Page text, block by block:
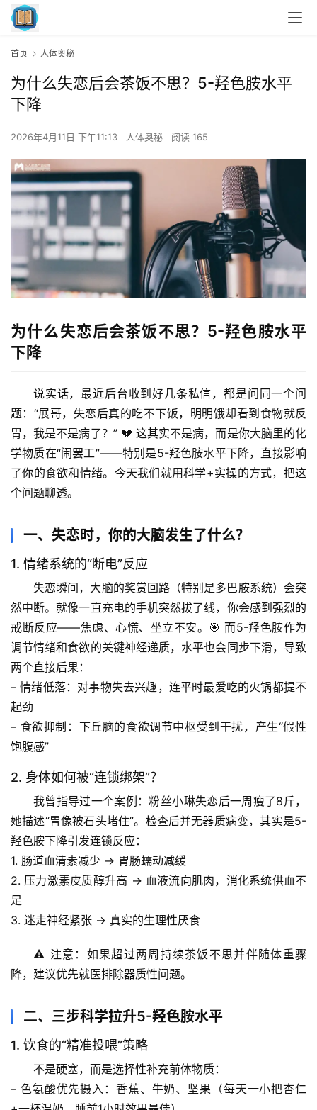
首页 人体奥秘
为什么失恋后会茶饭不思？5-羟色胺水平
下降
2026年4月11日 下午11:13 人体奥秘 阅读 165
为什么失恋后会茶饭不思？5-羟色胺水平
下降
说实话，最近后台收到好几条私信，都是问同一个问
题：“展哥，失恋后真的吃不下饭，明明饿却看到食物就反
胃，我是不是病了？” 💔 这其实不是病，而是你大脑里的化
学物质在“闹罢工”——特别是5-羟色胺水平下降，直接影响
了你的食欲和情绪。今天我们就用科学+实操的方式，把这
个问题聊透。
一、失恋时，你的大脑发生了什么？
1. 情绪系统的“断电”反应
失恋瞬间，大脑的奖赏回路（特别是多巴胺系统）会突
然中断。就像一直充电的手机突然拔了线，你会感到强烈的
戒断反应——焦虑、心慌、坐立不安。🎯 而5-羟色胺作为
调节情绪和食欲的关键神经递质，水平也会同步下滑，导致
两个直接后果：
– 情绪低落：对事物失去兴趣，连平时最爱吃的火锅都提不
起劲
– 食欲抑制 ：下丘脑的食欲调节中枢受到干扰，产生“假性
饱腹感”
2. 身体如何被“连锁绑架”？
我曾指导过一个案例：粉丝小琳失恋后一周瘦了8斤，
她描述“胃像被石头堵住”。检查后并无器质病变，其实是5-
羟色胺下降引发连锁反应：
1. 肠道血清素减少 → 胃肠蠕动减缓
2. 压力激素皮质醇升高 → 血液流向肌肉，消化系统供血不
足
3. 迷走神经紧张 → 真实的生理性厌食
⚠️ 注意：如果超过两周持续茶饭不思并伴随体重骤
降，建议优先就医排除器质性问题。
二、三步科学拉升5-羟色胺水平
1. 饮食的“精准投喂”策略
不是硬塞，而是选择性补充前体物质：
– 色氨酸优先摄入 ：香蕉、牛奶、坚果（每天一小把杏仁